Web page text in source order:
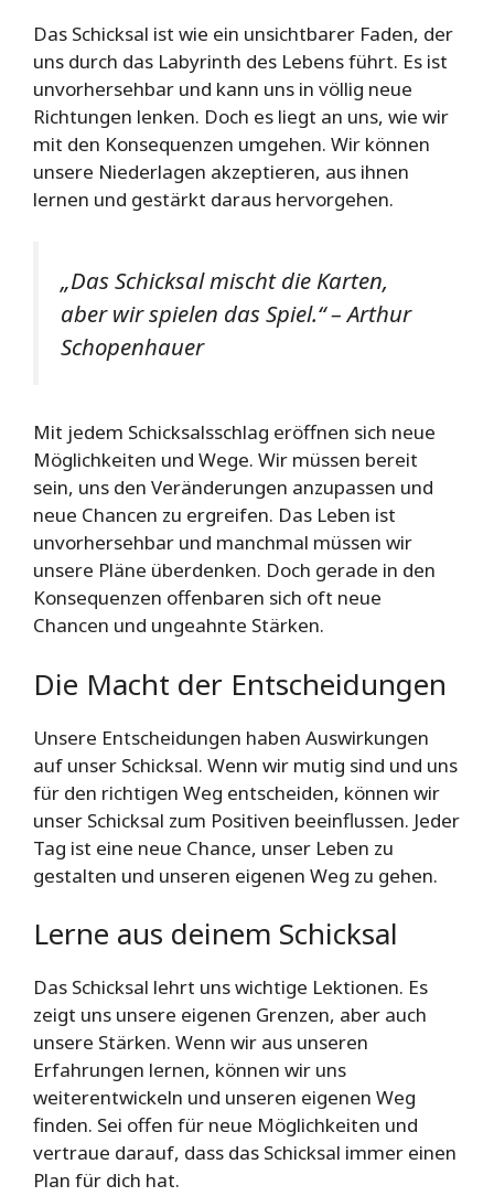
Das Schicksal ist wie ein unsichtbarer Faden, der
uns durch das Labyrinth des Lebens führt. Es ist
unvorhersehbar und kann uns in völlig neue
Richtungen lenken. Doch es liegt an uns, wie wir
mit den Konsequenzen umgehen. Wir können
unsere Niederlagen akzeptieren, aus ihnen
lernen und gestärkt daraus hervorgehen.
„Das Schicksal mischt die Karten,
aber wir spielen das Spiel.“ – Arthur
Schopenhauer
Mit jedem Schicksalsschlag eröffnen sich neue
Möglichkeiten und Wege. Wir müssen bereit
sein, uns den Veränderungen anzupassen und
neue Chancen zu ergreifen. Das Leben ist
unvorhersehbar und manchmal müssen wir
unsere Pläne überdenken. Doch gerade in den
Konsequenzen offenbaren sich oft neue
Chancen und ungeahnte Stärken.
Die Macht der Entscheidungen
Unsere Entscheidungen haben Auswirkungen
auf unser Schicksal. Wenn wir mutig sind und uns
für den richtigen Weg entscheiden, können wir
unser Schicksal zum Positiven beeinflussen. Jeder
Tag ist eine neue Chance, unser Leben zu
gestalten und unseren eigenen Weg zu gehen.
Lerne aus deinem Schicksal
Das Schicksal lehrt uns wichtige Lektionen. Es
zeigt uns unsere eigenen Grenzen, aber auch
unsere Stärken. Wenn wir aus unseren
Erfahrungen lernen, können wir uns
weiterentwickeln und unseren eigenen Weg
finden. Sei offen für neue Möglichkeiten und
vertraue darauf, dass das Schicksal immer einen
Plan für dich hat.